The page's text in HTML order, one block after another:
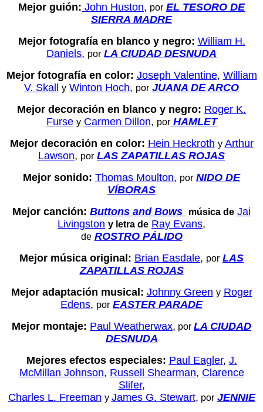
Mejor guión: John Huston, por EL TESORO DE
SIERRA MADRE
Mejor fotografía en blanco y negro: William H.
Daniels, por LA CIUDAD DESNUDA
Mejor fotografía en color: Joseph Valentine, William
V. Skall y Winton Hoch, por JUANA DE ARCO
Mejor decoración en blanco y negro: Roger K.
Furse y Carmen Dillon, por HAMLET
Mejor decoración en color: Hein Heckroth y Arthur
Lawson, por LAS ZAPATILLAS ROJAS
Mejor sonido: Thomas Moulton, por NIDO DE
VÍBORAS
Mejor canción: Buttons and Bows música de Jai
Livingston y letra de Ray Evans,
de ROSTRO PÁLIDO
Mejor música original: Brian Easdale, por LAS
ZAPATILLAS ROJAS
Mejor adaptación musical: Johnny Green y Roger
Edens, por EASTER PARADE
Mejor montaje: Paul Weatherwax, por LA CIUDAD
DESNUDA
Mejores efectos especiales: Paul Eagler, J.
McMillan Johnson, Russell Shearman, Clarence
Slifer,
Charles L. Freeman y James G. Stewart, por JENNIE